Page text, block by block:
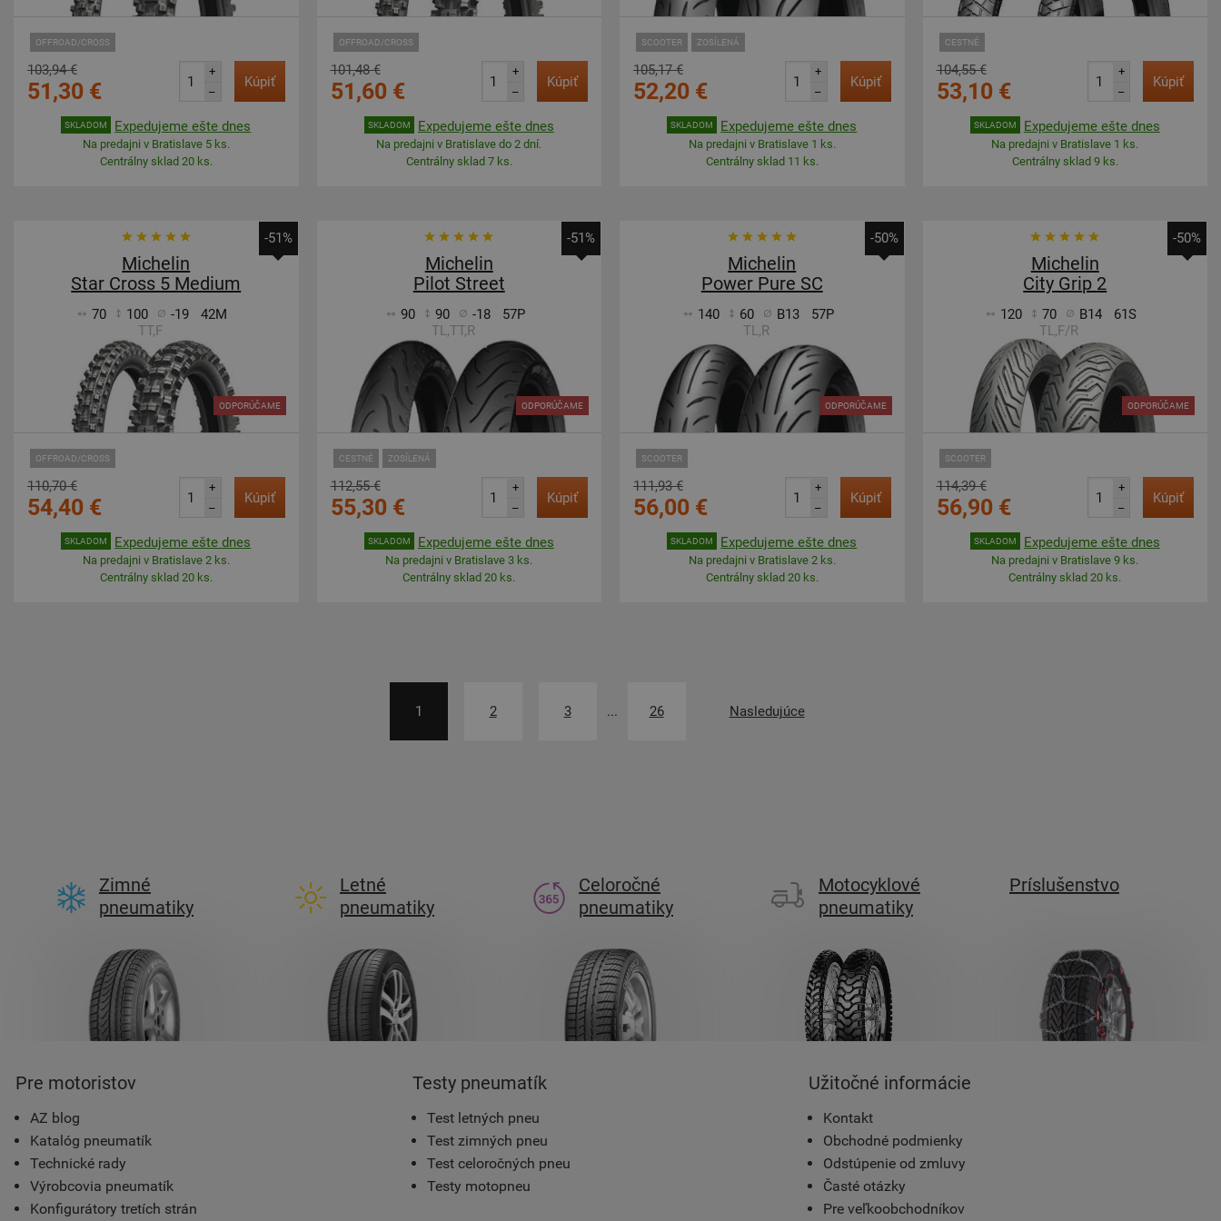
OFFROAD/CROSS
103,94 €
51,30 €
+
–
Kúpiť
SKLADOM Expedujeme ešte dnes
Na predajni v Bratislave 5 ks.
Centrálny sklad 20 ks.
OFFROAD/CROSS
101,48 €
51,60 €
+
–
Kúpiť
SKLADOM Expedujeme ešte dnes
Na predajni v Bratislave do 2 dní.
Centrálny sklad 7 ks.
SCOOTER ZOSÍLENÁ
105,17 €
52,20 €
+
–
Kúpiť
SKLADOM Expedujeme ešte dnes
Na predajni v Bratislave 1 ks.
Centrálny sklad 11 ks.
CESTNÉ
104,55 €
53,10 €
+
–
Kúpiť
SKLADOM Expedujeme ešte dnes
Na predajni v Bratislave 1 ks.
Centrálny sklad 9 ks.
-51%
Michelin
Star Cross 5 Medium
70 100 -19
42M
TT,F
OFFROAD/CROSS
ODPORÚČAME
110,70 €
54,40 €
+
–
Kúpiť
SKLADOM Expedujeme ešte dnes
Na predajni v Bratislave 2 ks.
Centrálny sklad 20 ks.
-51%
Michelin
Pilot Street
90 90 -18
57P
TL,TT,R
CESTNÉ ZOSÍLENÁ
ODPORÚČAME
112,55 €
55,30 €
+
–
Kúpiť
SKLADOM Expedujeme ešte dnes
Na predajni v Bratislave 3 ks.
Centrálny sklad 20 ks.
-50%
Michelin
Power Pure SC
140 60 B13
57P
TL,R
SCOOTER
ODPORÚČAME
111,93 €
56,00 €
+
–
Kúpiť
SKLADOM Expedujeme ešte dnes
Na predajni v Bratislave 2 ks.
Centrálny sklad 20 ks.
-50%
Michelin
City Grip 2
120 70 B14
61S
TL,F/R
SCOOTER
ODPORÚČAME
114,39 €
56,90 €
+
–
Kúpiť
SKLADOM Expedujeme ešte dnes
Na predajni v Bratislave 9 ks.
Centrálny sklad 20 ks.
1 2 3 ... 26 Nasledujúce
Zimné
pneumatiky
Letné
pneumatiky
Celoročné
pneumatiky
Motocyklové
pneumatiky
Príslušenstvo
Pre motoristov
AZ blog
Katalóg pneumatík
Technické rady
Výrobcovia pneumatík
Konfigurátory tretích strán
Testy pneumatík
Test letných pneu
Test zimných pneu
Test celoročných pneu
Testy motopneu
Užitočné informácie
Kontakt
Obchodné podmienky
Odstúpenie od zmluvy
Časté otázky
Pre veľkoobchodníkov